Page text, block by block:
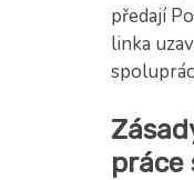
předají
linka
práce